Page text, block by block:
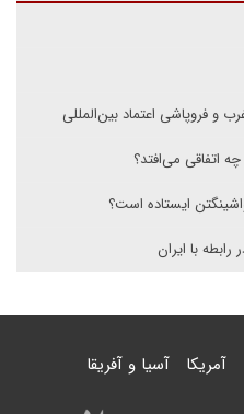
و فروپاشی اعتماد بین‌المللی
اتفاقی می‌افتد؟
ایستاده است؟
رابطه با ایران
آمریکا آسیا و آفریقا